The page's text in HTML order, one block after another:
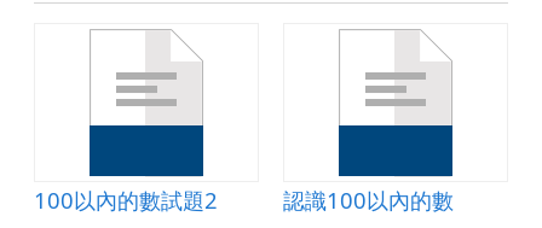
100以內的數試題2 認識100以內的數